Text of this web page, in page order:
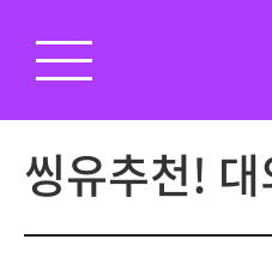
씽유추천!